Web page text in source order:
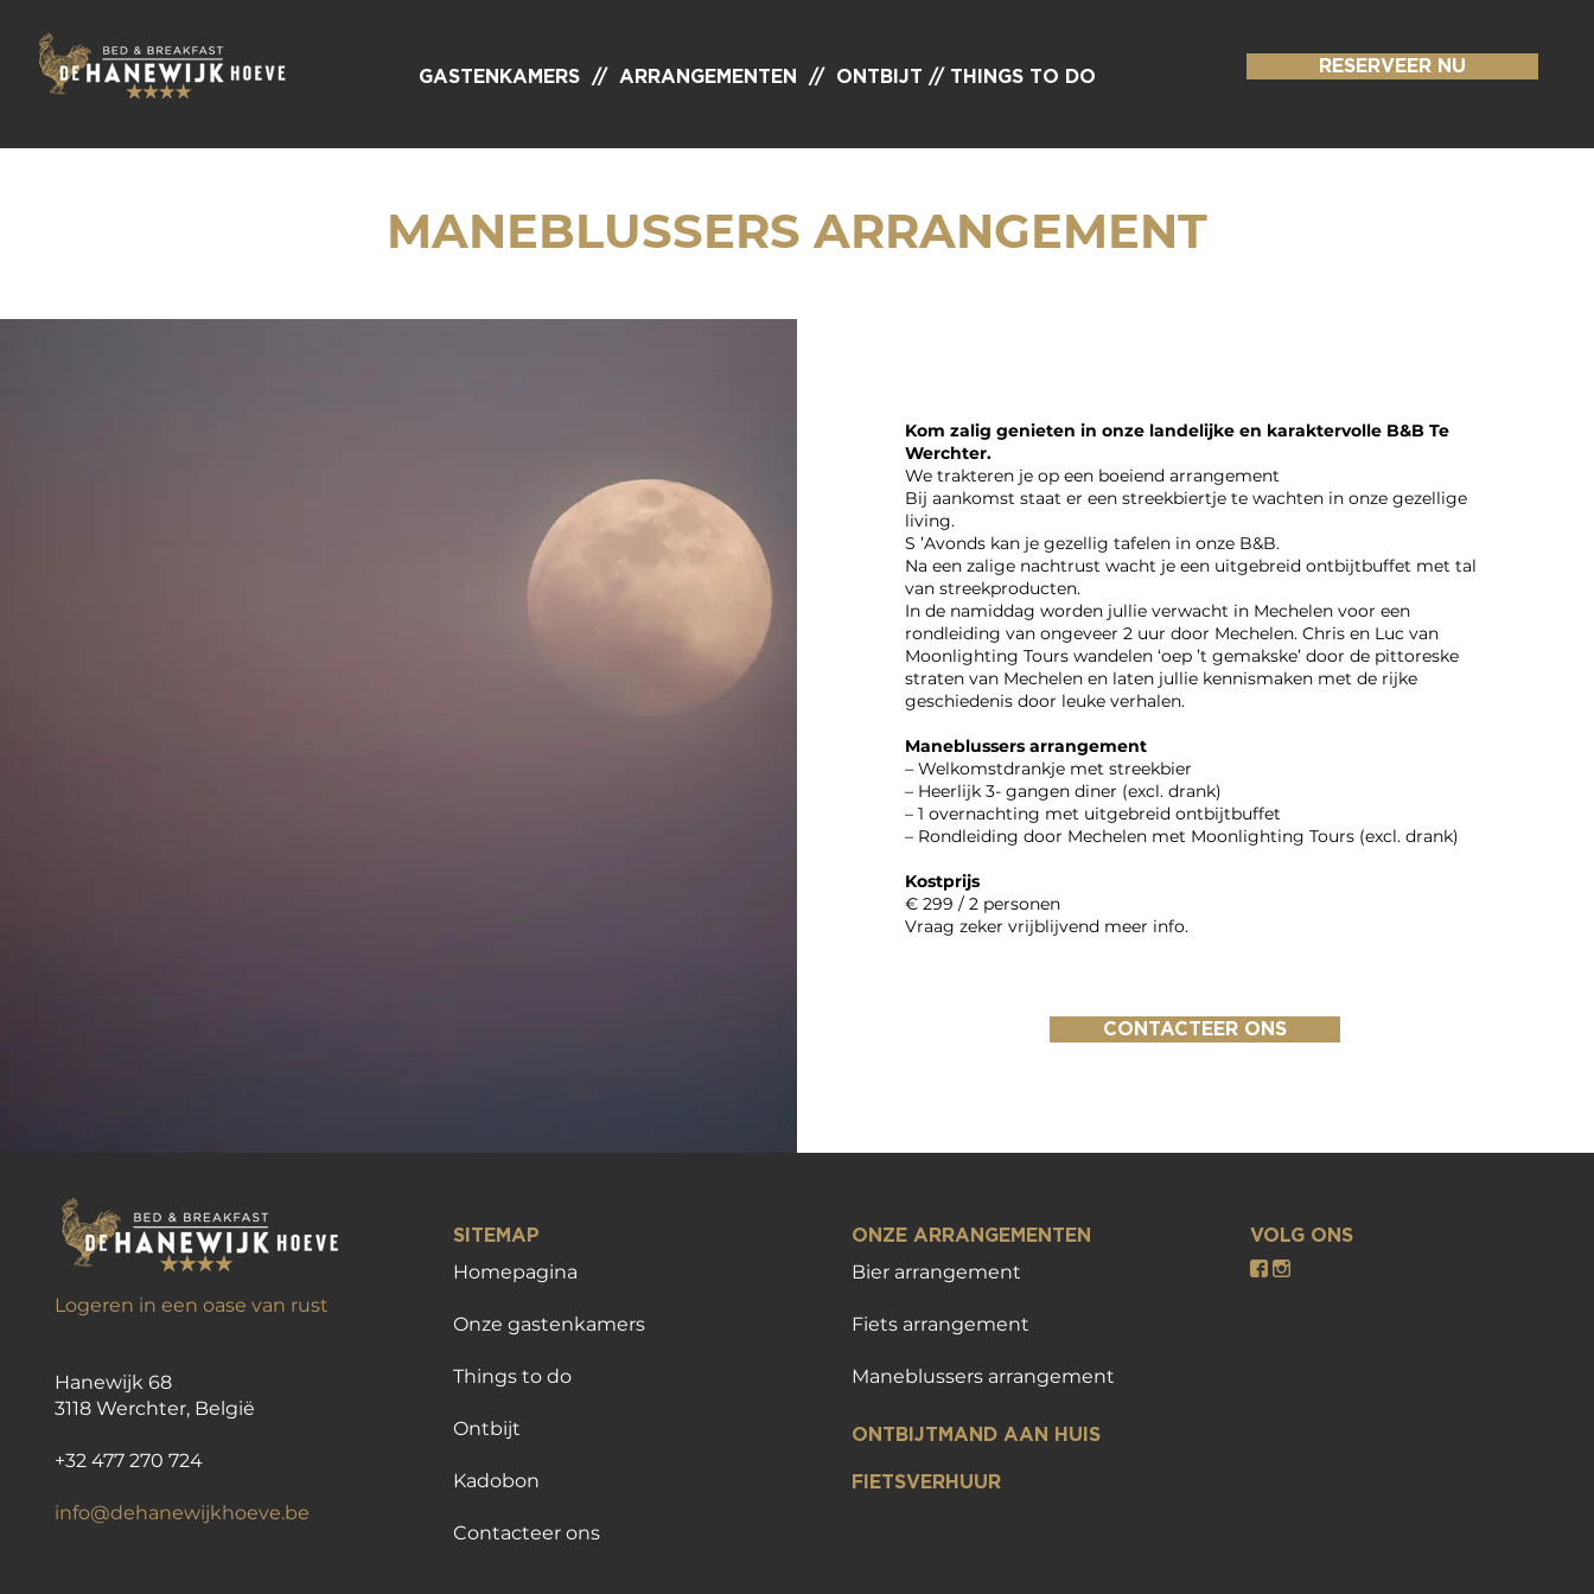
GASTENKAMERS // ARRANGEMENTEN // ONTBIJT // THINGS TO DO
RESERVEER NU
MANEBLUSSERS ARRANGEMENT
Kom zalig genieten in onze landelijke en karaktervolle B&B Te
Werchter.
We trakteren je op een boeiend arrangement
Bij aankomst staat er een streekbiertje te wachten in onze gezellige
living.
S ’Avonds kan je gezellig tafelen in onze B&B.
Na een zalige nachtrust wacht je een uitgebreid ontbijtbuffet met tal
van streekproducten.
In de namiddag worden jullie verwacht in Mechelen voor een
rondleiding van ongeveer 2 uur door Mechelen. Chris en Luc van
Moonlighting Tours wandelen ‘oep ’t gemakske’ door de pittoreske
straten van Mechelen en laten jullie kennismaken met de rijke
geschiedenis door leuke verhalen.
Maneblussers arrangement
– Welkomstdrankje met streekbier
– Heerlijk 3- gangen diner (excl. drank)
– 1 overnachting met uitgebreid ontbijtbuffet
– Rondleiding door Mechelen met Moonlighting Tours (excl. drank)
Kostprijs
€ 299 / 2 personen
Vraag zeker vrijblijvend meer info.
CONTACTEER ONS
Logeren in een oase van rust
Hanewijk 68
3118 Werchter, België
+32 477 270 724
info@dehanewijkhoeve.be
SITEMAP
Homepagina
Onze gastenkamers
Things to do
Ontbijt
Kadobon
Contacteer ons
ONZE ARRANGEMENTEN
Bier arrangement
Fiets arrangement
Maneblussers arrangement
ONTBIJTMAND AAN HUIS
FIETSVERHUUR
VOLG ONS